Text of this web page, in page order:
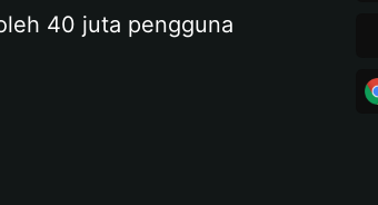
40 juta pengguna